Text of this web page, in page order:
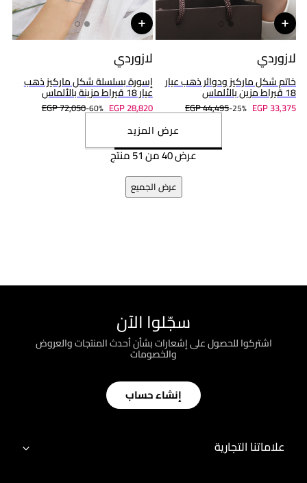
لازوردي
خاتم شكل ماركيز ودوائر ذهب عيار
18 قيراط مزين بالألماس
EGP 44,495 25%- EGP 33,375
لازوردي
إسورة بسلسلة شكل ماركيز ذهب
عيار 18 قيراط مزينة بالألماس
EGP 72,050 60%- EGP 28,820
عرض المزيد
عرض 40 من 51 منتج
عرض الجميع
سجّلوا الآن
اشتركوا للحصول على إشعارات بشأن أحدث المنتجات والعروض
والخصومات
إنشاء حساب
علاماتنا التجارية